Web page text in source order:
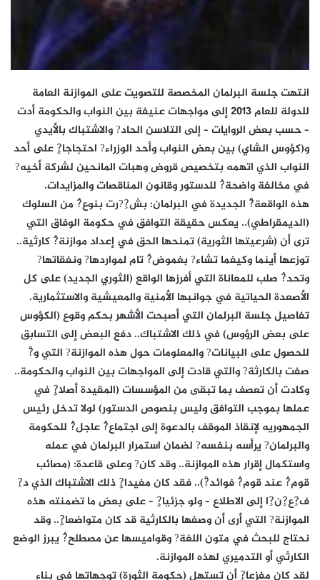
انتهت جلسة البرلمان المخصصة للتصويت على الموازنة العامة
للدولة للعام 2013 إلى مواجهات عنيفة بين النواب والحكومة أدت
– حسب بعض الروايات – إلى التلاسن الحاد? والاشتباك بالأيدي
و(كؤوس الشاي) بين بعض النواب وأحد الوزراء? احتجاجا?ٍ على أحد
النواب الذي اتهمه بتخصيص قروض وهبات المانحين لشركة أخيه?
في مخالفة واضحة?ُ للدستور وقانون المناقصات والمزايدات.
هذه الواقعة?ْ الجديدة في البرلمان: بش?ِ?رت بنوع?ُ من السلوك
(الديمقراطي).. يعكس حقيقة التوافق في حكومة الوفاق التي
ترى أن (شرعيتها الثورية) تمنحها الحق في إعداد موازنة?ُ كارثية..
توزعها أينما وكيفما تشاء? بغموض?ُ تام لمواردها? ونفقاتها?
وتحد?ُ صلب للمعاناة التي أفرزها الواقع (الثوري الجديد) على كل
الأصعدة الحياتية في جوانبها الأمنية والمعيشية والاستثمارية.
تفاصيل جلسة البرلمان التي أصبحت الأشهر بحكم وقوع (الكؤوس
على بعض الرؤوس) في ذلك الاشتباك.. دفع البعض إلى التسابق
للحصول على البيانات? والمعلومات حول هذه الموازنة? التي و?ْ
صفت بالكارثة? والتي قادت إلى المواجهات بين النواب والحكومة..
وكادت أن تعصف بما تبقى من المؤسسات (المقيدة أصلا?ٍ في
عملها بموجب التوافق وليس بنصوص الدستور) لولا تدخل رئيس
الجمهوريه لإنقاذ الموقف بالدعوة إلى اجتماع?ُ عاجل?ُ للحكومة
والبرلمان? يرأسه بنفسه? لضمان استمرار البرلمان في عمله
واستكمال إقرار هذه الموازنة.. وقد كان? وعلى قاعدة: (مصائب
قوم?ُ عند قوم?ُ فوائد?ْ).. فقد كان مفيدا?ٍ ذلك الاشتباك الذي د?ِ
ف?ِع?ِن?ِا إلى الاطلاع – ولو جزئيا?ٍ – على بعض ما تضمنته هذه
الموازنة? التي أرى أن وصفها بالكارثية قد كان متواضعا?ٍ.. وقد
نحتاج للبحث في متون اللغة? وقواميسها عن مصطلح?ُ يبرز الوضع
الكارثي أو التدميري لهذه الموازنة.
لقد كان مفزعا?ٍ أن تستهل (حكومة الثورة) توجهاتها في بناء